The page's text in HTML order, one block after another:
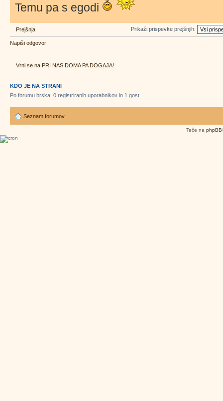
Temu pa s egodi
Prejšnja Prikaži prispevke prejšnjih:
Napiši odgovor
Vrni se na PRI NAS DOMA PA DOGAJA!
KDO JE NA STRANI
Po forumu brska: 0 registriranih uporabnikov in 1 gost
Seznam forumov
Teče na phpBB